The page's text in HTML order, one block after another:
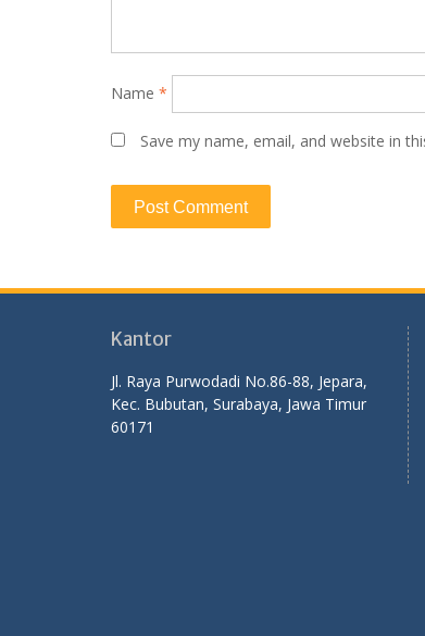
Name *
Save my name, email, and website in
Kantor
Jl. Raya Purwodadi No.86-88, Jepara,
Kec. Bubutan, Surabaya, Jawa Timur
60171